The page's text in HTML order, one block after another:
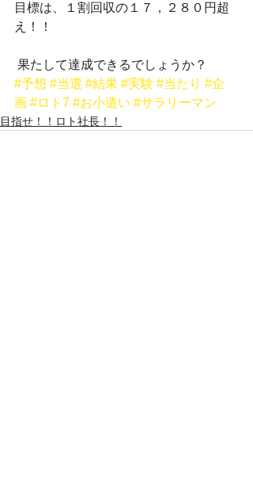
目標は、１割回収の１７，２８０円超
え！！
果たして達成できるでしょうか？
#予想 #当選 #結果 #実験 #当たり #企
画 #ロト7 #お小遣い #サラリーマン
目指せ！！ロト社長！！